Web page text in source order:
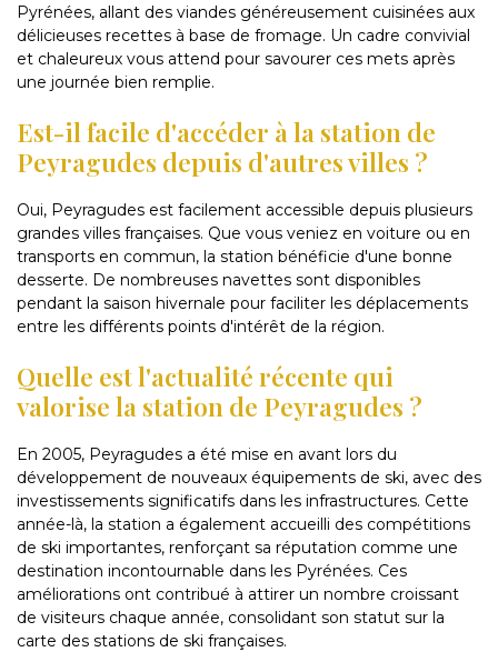
Pyrénées, allant des viandes généreusement cuisinées aux
délicieuses recettes à base de fromage. Un cadre convivial
et chaleureux vous attend pour savourer ces mets après
une journée bien remplie.
Est-il facile d'accéder à la station de
Peyragudes depuis d'autres villes ?
Oui, Peyragudes est facilement accessible depuis plusieurs
grandes villes françaises. Que vous veniez en voiture ou en
transports en commun, la station bénéficie d'une bonne
desserte. De nombreuses navettes sont disponibles
pendant la saison hivernale pour faciliter les déplacements
entre les différents points d'intérêt de la région.
Quelle est l'actualité récente qui
valorise la station de Peyragudes ?
En 2005, Peyragudes a été mise en avant lors du
développement de nouveaux équipements de ski, avec des
investissements significatifs dans les infrastructures. Cette
année-là, la station a également accueilli des compétitions
de ski importantes, renforçant sa réputation comme une
destination incontournable dans les Pyrénées. Ces
améliorations ont contribué à attirer un nombre croissant
de visiteurs chaque année, consolidant son statut sur la
carte des stations de ski françaises.